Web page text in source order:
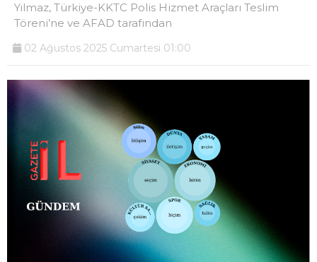
Yılmaz, Türkiye-KKTC Polis Hizmet Araçları Teslim
Töreni’ne ve AFAD tarafından
02 Ağustos 2025 Cumartesi 01:00